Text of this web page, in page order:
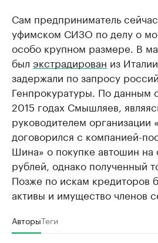
Сам предприниматель
уфимском СИЗО по делу о
особо крупном размере. В
был экстрадирован из
задержали по запросу
Генпрокуратуры. По данным
2015 годах Смышляев,
руководителем организации
договорился с компанией-
Шина» о покупке автошин
рублей, однако полученный
Позже по искам кредиторов
активы и имущество членов
АвторыТеги